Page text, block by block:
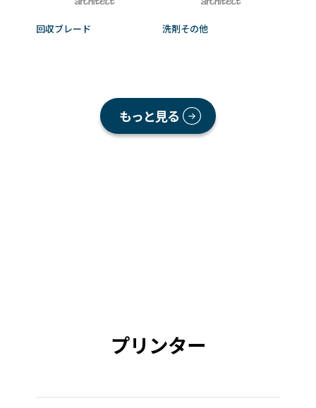
回収ブレード 洗剤その他
もっと見る
プリンター